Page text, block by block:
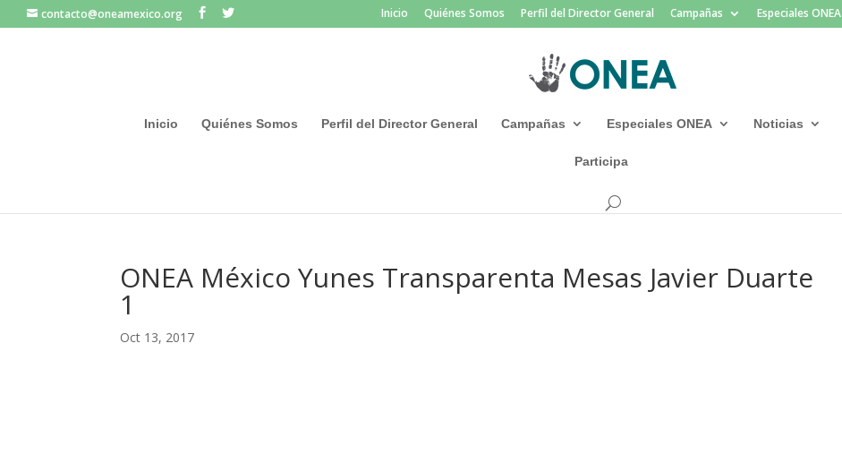
contacto@oneamexico.org Inicio Quiénes Somos Perfil del Director General Campañas Especiales ONEA
Inicio Quiénes Somos Perfil del Director General Campañas Especiales ONEA Noticias
Participa
ONEA México Yunes Transparenta Mesas Javier Duarte
1
Oct 13, 2017